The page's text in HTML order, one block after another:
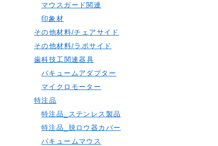
マウスガード関連
印象材
その他材料/チェアサイド
その他材料/ラボサイド
歯科技工関連器具
バキュームアダプター
マイクロモーター
特注品
特注品_ステンレス製品
特注品_脱ロウ器カバー
バキュームマウス